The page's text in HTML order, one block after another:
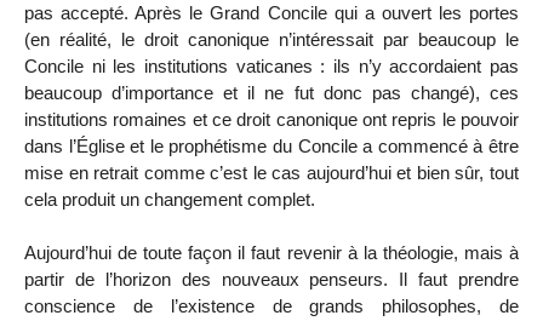
pas accepté. Après le Grand Concile qui a ouvert les portes
(en réalité, le droit canonique n’intéressait par beaucoup le
Concile ni les institutions vaticanes : ils n’y accordaient pas
beaucoup d’importance et il ne fut donc pas changé), ces
institutions romaines et ce droit canonique ont repris le pouvoir
dans l’Église et le prophétisme du Concile a commencé à être
mise en retrait comme c’est le cas aujourd’hui et bien sûr, tout
cela produit un changement complet.
Aujourd’hui de toute façon il faut revenir à la théologie, mais à
partir de l’horizon des nouveaux penseurs. Il faut prendre
conscience de l’existence de grands philosophes, de